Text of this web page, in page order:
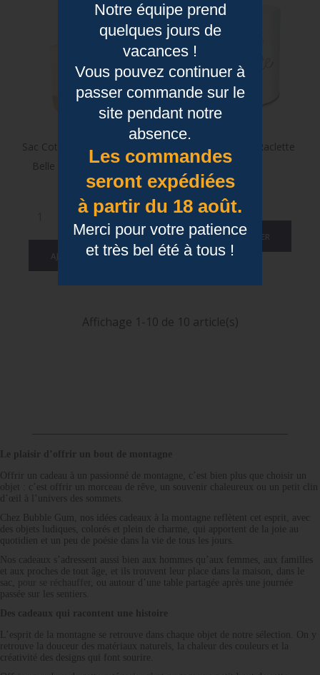
Sac Coton/jute Naturel - Une
Belle Vie À La Montagne
Prix
19,50 €
AJOUTER AU PANIER
Mug J'peux Pas J'ai Raclette
Prix
AJOUTER AU PANIER
Affichage 1-10 de 10 article(s)
Offrir un cadeau à un passionné de montagne, c’est bien plus que choisir un
objet : c’est offrir un morceau de rêve, un souvenir chaleureux ou un petit clin
d’œil à l’univers des sommets.
Chez Bubble Gum, nos idées cadeaux à la montagne reflètent cet esprit, avec
des objets ludiques, colorés et plein de charme, qui apportent de la joie au
quotidien et un peu de poésie dans la vie de tous les jours.
Nos cadeaux s’adressent aussi bien aux hommes qu’aux femmes, aux familles
et aux proches de tout âge, et ils trouvent leur place dans la maison, dans le
sac,
, ou autour d’une table partagée après une journée
passée sur les sentiers.
L’esprit de la montagne se retrouve dans chaque objet de notre sélection. On y
retrouve la douceur des matériaux naturels, la chaleur des couleurs et la
créativité des designs qui font sourire.
Notre équipe prend
quelques jours de
vacances !
Vous pouvez continuer à
passer commande sur le
site pendant notre
absence.
Les commandes
seront expédiées
à partir du 18 août.
Merci pour votre patience
et très bel été à tous !